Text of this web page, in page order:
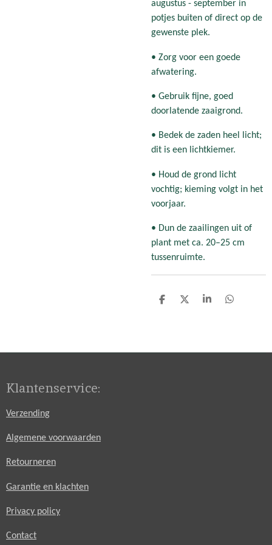
augustus - september in
potjes buiten of direct op de
gewenste plek.
• Zorg voor een goede
afwatering.
• Gebruik fijne, goed
doorlatende zaaigrond.
• Bedek de zaden heel licht;
dit is een lichtkiemer.
• Houd de grond licht
vochtig; kieming volgt in het
voorjaar.
• Dun de zaailingen uit of
plant met ca. 20–25 cm
tussenruimte.
D
D
S
D
Klantenservice:
Verzending
Algemene voorwaarden
Retourneren
Garantie en klachten
Privacy policy
Contact